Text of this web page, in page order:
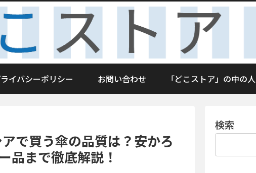
イバシーポリシー お問い合わせ 「どこストア」の中の人
で買う傘の品質は？安かろ
品まで徹底解説！
検索